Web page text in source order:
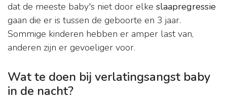
dat de meeste baby's niet door elke slaapregressie
gaan die er is tussen de geboorte en 3 jaar.
Sommige kinderen hebben er amper last van,
anderen zijn er gevoeliger voor.
Wat te doen bij verlatingsangst baby
in de nacht?